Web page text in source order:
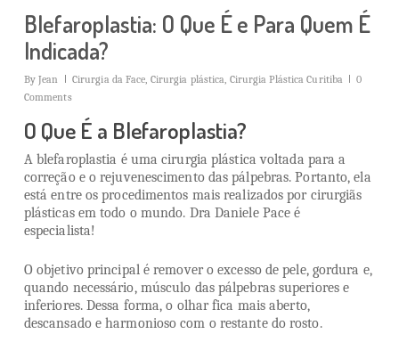
Blefaroplastia: O Que É e Para Quem É
Indicada?
By Jean Cirurgia da Face Cirurgia plástica Cirurgia Plástica Curitiba
0
Comments
O Que É a Blefaroplastia?
A blefaroplastia é uma cirurgia plástica voltada para a
correção e o rejuvenescimento das pálpebras. Portanto, ela
está entre os procedimentos mais realizados por cirurgiãs
plásticas em todo o mundo. Dra Daniele Pace é
especialista!
O objetivo principal é remover o excesso de pele, gordura e,
quando necessário, músculo das pálpebras superiores e
inferiores. Dessa forma, o olhar fica mais aberto,
descansado e harmonioso com o restante do rosto.